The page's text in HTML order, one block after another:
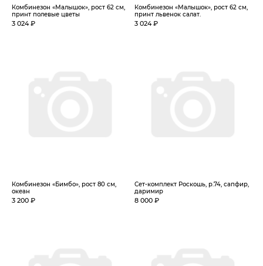
Комбинезон «Малышок», рост 62 см,
принт полевые цветы
3 024 ₽
Комбинезон «Малышок», рост 62 см,
принт львенок салат.
3 024 ₽
Комбинезон «Бимбо», рост 80 см,
океан
3 200 ₽
Сет-комплект Роскошь, р.74, сапфир,
даримир
8 000 ₽